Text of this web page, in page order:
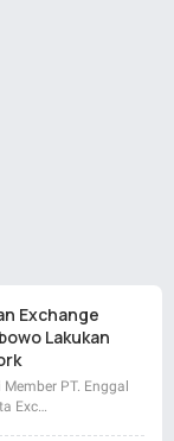
Exchange
Lakukan
PT. Enggal
Exc…